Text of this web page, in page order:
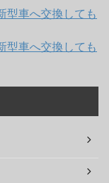
型車へ交換しても
型車へ交換しても